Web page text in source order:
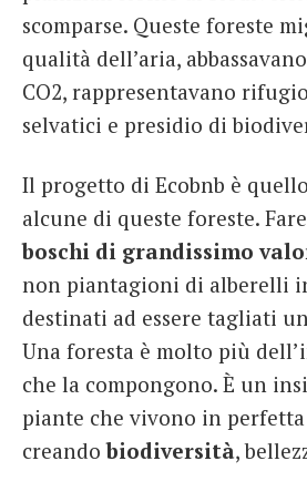
scomparse. Queste foreste
qualità dell’aria,
CO2, rappresentavano
selvatici e presidio di
Il progetto di Ecobnb è
alcune di queste foreste.
boschi di grandissimo
non piantagioni di alberelli
destinati ad essere tagliati
Una foresta è molto più
che la compongono. È un
piante che vivono in
creandobiodiversità,